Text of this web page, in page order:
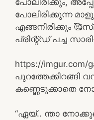
പോലിരിക്കുന്ന
എങ്ങനിരിക്കും
പ്രിന്റ്ഡ് പച്ച
https://imgur.com/
പുറത്തേക്കിറങ്ങി
കണ്ണെടുക്കാതെ
“ഏയ്.. ന്താ